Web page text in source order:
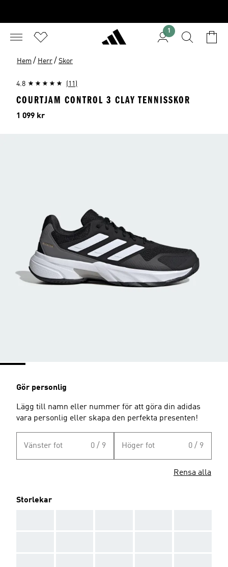
1
Hem / Herr / Skor
4.8 (11)
COURTJAM CONTROL 3 CLAY TENNISSKOR
Pris
1 099 kr
Gör personlig
Lägg till namn eller nummer för att göra din adidas
vara personlig eller skapa den perfekta presenten!
Vänster fot 0 / 9 Höger fot 0 / 9
Rensa alla
Storlekar